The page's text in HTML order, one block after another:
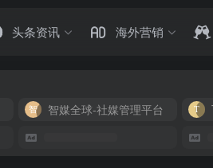
头条资讯 海外营销
智媒全球-社媒管理平台